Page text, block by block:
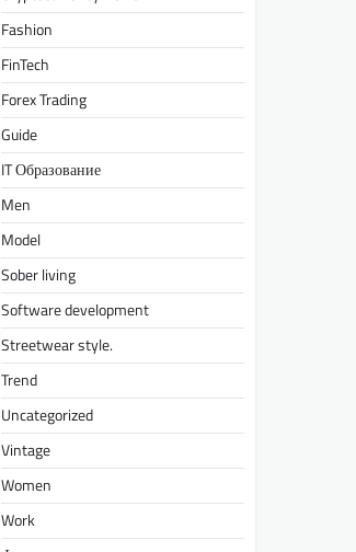
Fashion
FinTech
Forex Trading
Guide
IT Образование
Men
Model
Sober living
Software development
Streetwear style.
Trend
Uncategorized
Vintage
Women
Work